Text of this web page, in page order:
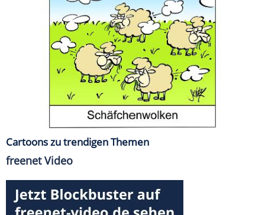
Cartoons zu trendigen Themen
freenet Video